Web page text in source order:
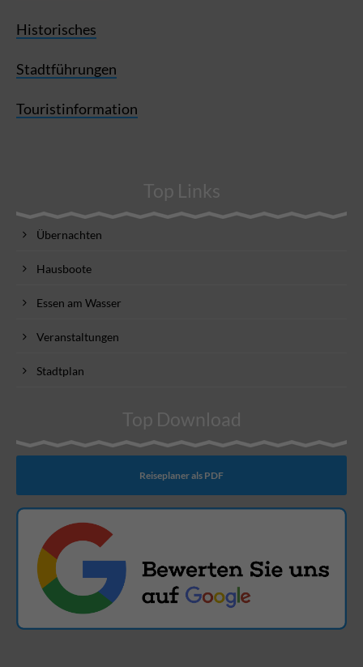
Historisches
Stadtführungen
Touristinformation
Top Links
Übernachten
Hausboote
Essen am Wasser
Veranstaltungen
Stadtplan
Top Download
Reiseplaner als PDF